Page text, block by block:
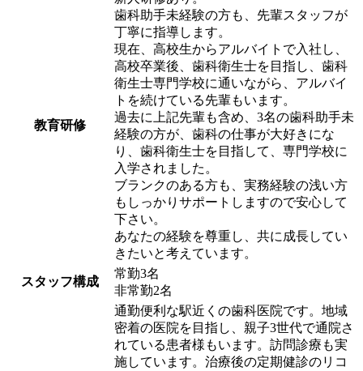
教育研修
歯科助手未経験の方も、先輩スタッフが
丁寧に指導します。
現在、高校生からアルバイトで入社し、
高校卒業後、歯科衛生士を目指し、歯科
衛生士専門学校に通いながら、アルバイ
トを続けている先輩もいます。
過去に上記先輩も含め、3名の歯科助手未
経験の方が、歯科の仕事が大好きにな
り、歯科衛生士を目指して、専門学校に
入学されました。
ブランクのある方も、実務経験の浅い方
もしっかりサポートしますので安心して
下さい。
あなたの経験を尊重し、共に成長してい
きたいと考えています。
スタッフ構成
常勤3名
非常勤2名
通勤便利な駅近くの歯科医院です。地域
密着の医院を目指し、親子3世代で通院さ
れている患者様もいます。訪問診療も実
施しています。治療後の定期健診のリコ